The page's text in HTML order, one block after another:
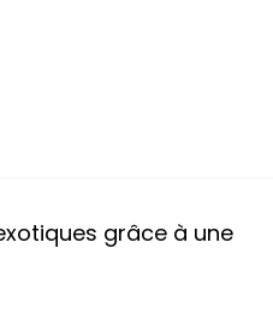
grâce à une